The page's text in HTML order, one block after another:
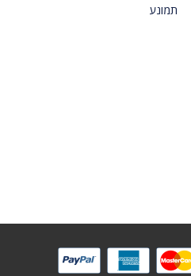
תמונע
https://